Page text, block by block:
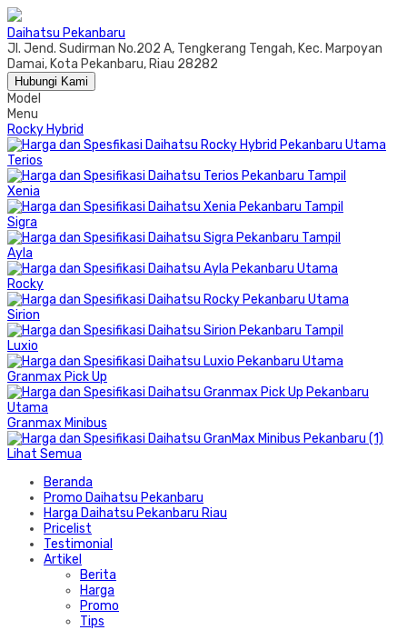
Daihatsu Pekanbaru
Jl. Jend. Sudirman No.202 A, Tengkerang Tengah, Kec. Marpoyan
Damai, Kota Pekanbaru, Riau 28282
Hubungi Kami
Model
Menu
Rocky Hybrid
Terios
Xenia
Sigra
Ayla
Rocky
Sirion
Luxio
Granmax Pick Up
Granmax Minibus
Lihat Semua
Beranda
Promo Daihatsu Pekanbaru
Harga Daihatsu Pekanbaru Riau
Pricelist
Testimonial
Artikel
Berita
Harga
Promo
Tips